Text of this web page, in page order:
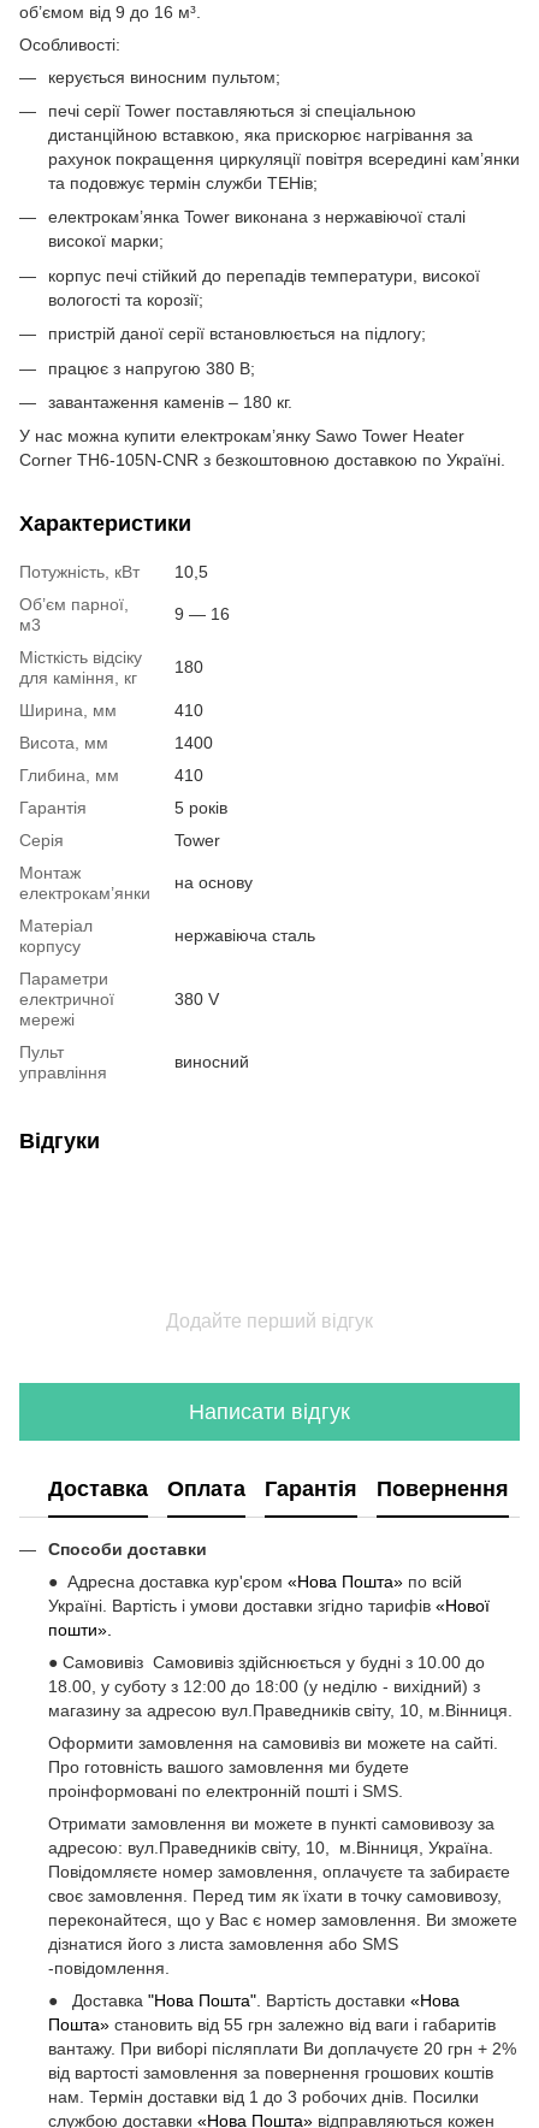
об’ємом від 9 до 16 м³.
Особливості:
керується виносним пультом;
печі серії Tower поставляються зі спеціальною
дистанційною вставкою, яка прискорює нагрівання за
рахунок покращення циркуляції повітря всередині кам’янки
та подовжує термін служби ТЕНів;
електрокам’янка Tower виконана з нержавіючої сталі
високої марки;
корпус печі стійкий до перепадів температури, високої
вологості та корозії;
пристрій даної серії встановлюється на підлогу;
працює з напругою 380 В;
завантаження каменів – 180 кг.
У нас можна купити електрокам’янку Sawo Tower Heater
Corner TH6-105N-CNR з безкоштовною доставкою по Україні.
Характеристики
Потужність, кВт
10,5
Об’єм парної,
м3
9 — 16
Місткість відсіку
для каміння, кг
180
Ширина, мм
410
Висота, мм
1400
Глибина, мм
410
Гарантія
5 років
Серія
Tower
Монтаж
електрокам’янки
на основу
Матеріал
корпусу
нержавіюча сталь
Параметри
електричної
мережі
380 V
Пульт
управління
виносний
Відгуки
Додайте перший відгук
Написати відгук
Доставка Оплата Гарантія Повернення
Способи доставки
● Адресна доставка кур'єром «Нова Пошта» по всій
Україні. Вартість і умови доставки згідно тарифів «Нової
пошти».
● Самовивіз Самовивіз здійснюється у будні з 10.00 до
18.00, у суботу з 12:00 до 18:00 (у неділю - вихідний) з
магазину за адресою вул.Праведників світу, 10, м.Вінниця.
Оформити замовлення на самовивіз ви можете на сайті.
Про готовність вашого замовлення ми будете
проінформовані по електронній пошті і SMS.
Отримати замовлення ви можете в пункті самовивозу за
адресою: вул.Праведників світу, 10, м.Вінниця, Україна.
Повідомляєте номер замовлення, оплачуєте та забираєте
своє замовлення. Перед тим як їхати в точку самовивозу,
переконайтеся, що у Вас є номер замовлення. Ви зможете
дізнатися його з листа замовлення або SMS
-повідомлення.
● Доставка "Нова Пошта". Вартість доставки «Нова
Пошта» становить від 55 грн залежно від ваги і габаритів
вантажу. При виборі післяплати Ви доплачуєте 20 грн + 2%
від вартості замовлення за повернення грошових коштів
нам. Термін доставки від 1 до 3 робочих днів. Посилки
службою доставки «Нова Пошта» відправляються кожен